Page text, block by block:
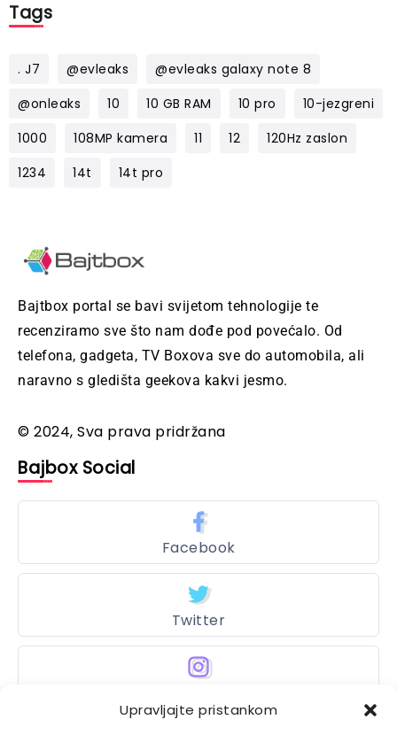
Upravljajte pristankom
Tags
. J7 @evleaks
@evleaks galaxy note 8
@onleaks
10 10 GB RAM 10 pro
10-jezgreni
1000
108MP kamera 11 12
120Hz zaslon
1234
14t 14t pro
Bajtbox portal se bavi svijetom tehnologije te
recenziramo sve što nam dođe pod povećalo. Od
telefona, gadgeta, TV Boxova sve do automobila, ali
naravno s gledišta geekova kakvi jesmo.
© 2024, Sva prava pridržana
Bajbox Social
Facebook
Twitter